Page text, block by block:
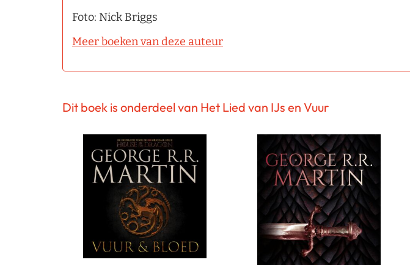
Foto: Nick Briggs
Meer boeken van deze auteur
Dit boek is onderdeel van Het Lied van IJs en Vuur